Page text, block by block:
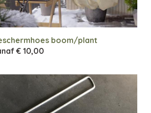
boom/plant
€ 10,00